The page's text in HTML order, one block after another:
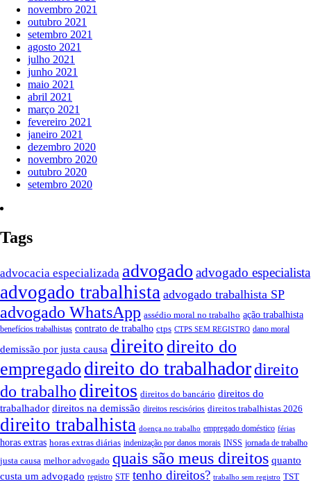
novembro 2021
outubro 2021
setembro 2021
agosto 2021
julho 2021
junho 2021
maio 2021
abril 2021
março 2021
fevereiro 2021
janeiro 2021
dezembro 2020
novembro 2020
outubro 2020
setembro 2020
Tags
advocacia especializada advogado advogado especialista
advogado trabalhista advogado trabalhista SP
advogado WhatsApp assédio moral no trabalho ação trabalhista
benefícios trabalhistas contrato de trabalho ctps CTPS SEM REGISTRO dano moral
demissão por justa causa direito direito do
empregado direito do trabalhadordireito
do trabalho direitos direitos do bancário direitos do
trabalhador direitos na demissão direitos rescisórios direitos trabalhistas 2026
direito trabalhista doença no trabalho empregado doméstico férias
horas extras horas extras diárias indenização por danos morais INSS jornada de trabalho
justa causa melhor advogado quais são meus direitos quanto
custa um advogado registro STF tenho direitos? trabalho sem registro TST